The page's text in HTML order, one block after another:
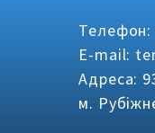
Телефон:
E-mail:
Адреса:
м.